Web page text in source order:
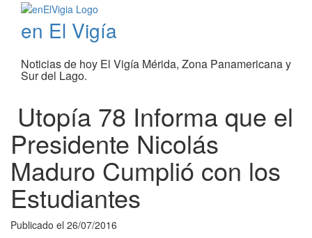
en El Vigía
Noticias de hoy El Vigía Mérida, Zona Panamericana y
Sur del Lago.
Utopía 78 Informa que el
Presidente Nicolás
Maduro Cumplió con los
Estudiantes
Publicado el 26/07/2016